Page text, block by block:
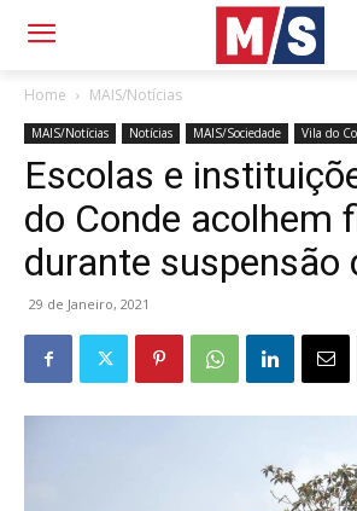
Home MAIS/Notícias
MAIS/Notícias Notícias MAIS/Sociedade Vila do
Escolas e
do Conde acolhem
durante suspensão
29 de Janeiro, 2021